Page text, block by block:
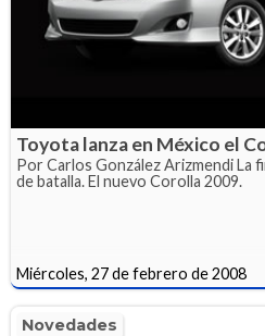
Toyota lanza en México el
Por Carlos González Arizmendi La
de batalla. El nuevo Corolla 2009.
Miércoles, 27 de febrero de 2008
Novedades